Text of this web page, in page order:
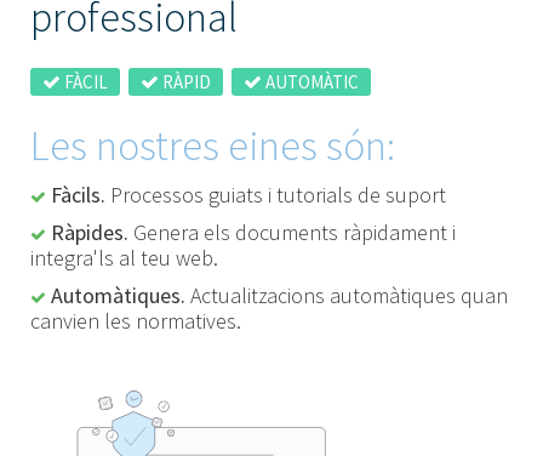
professional
FÀCIL RÀPID AUTOMÀTIC
Les nostres eines són:
Fàcils. Processos guiats i tutorials de suport
Ràpides. Genera els documents ràpidament i
integra'ls al teu web.
Automàtiques. Actualitzacions automàtiques quan
canvien les normatives.